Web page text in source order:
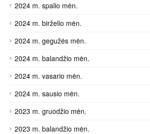
2024 m. spalio mėn.
2024 m. birželio mėn.
2024 m. gegužės mėn.
2024 m. balandžio mėn.
2024 m. vasario mėn.
2024 m. sausio mėn.
2023 m. gruodžio mėn.
2023 m. balandžio mėn.